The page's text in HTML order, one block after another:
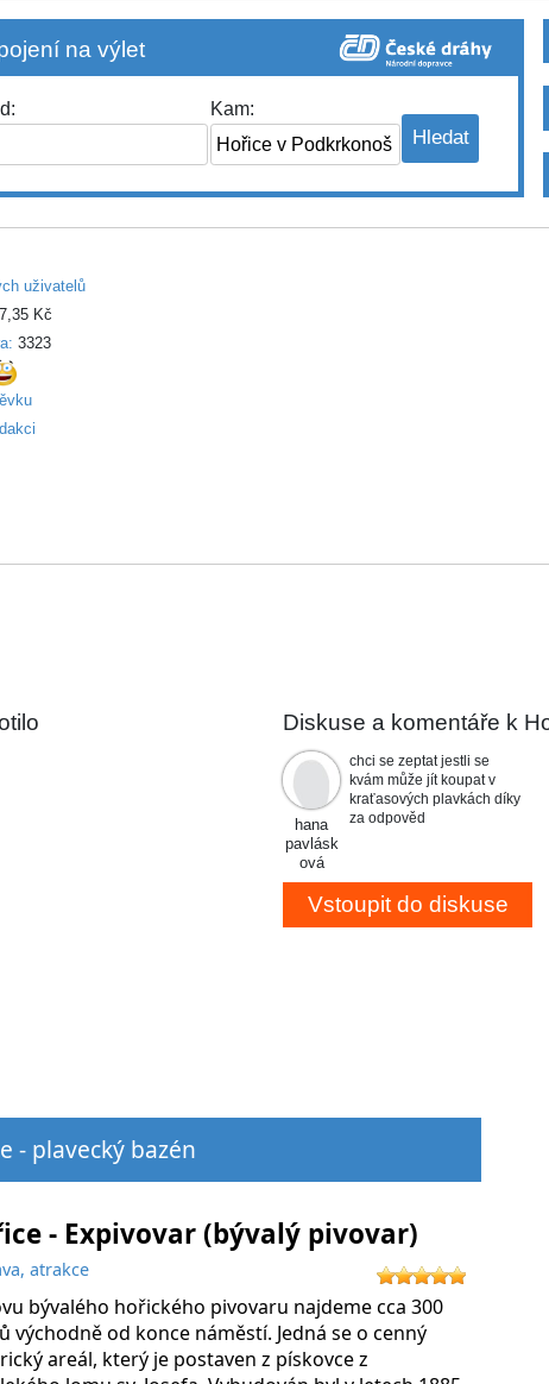
na výlet
Kam:
uživatelů
Kč
3323
Diskuse a komentáře k
hana
pavlásk
ová
chci se zeptat jestli se
kvám může jít koupat v
kraťasových plavkách díky
za odpověd
- plavecký bazén
- Expivovar (bývalý pivovar)
atrakce
bývalého hořického pivovaru najdeme cca 300
východně od konce náměstí. Jedná se o cenný
areál, který je postaven z pískovce z